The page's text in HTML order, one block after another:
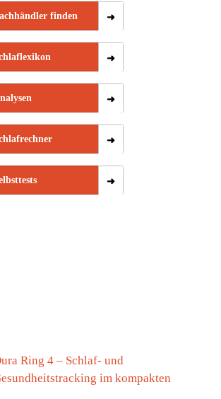
finden
Ring 4 – Schlaf- und
im kompakten